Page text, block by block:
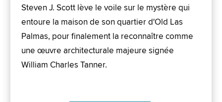
Steven J. Scott lève le voile sur le mystère qui
entoure la maison de son quartier d'Old Las
Palmas, pour finalement la reconnaître comme
une œuvre architecturale majeure signée
William Charles Tanner.